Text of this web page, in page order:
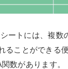
ートには、複数
ることができる
数があります。